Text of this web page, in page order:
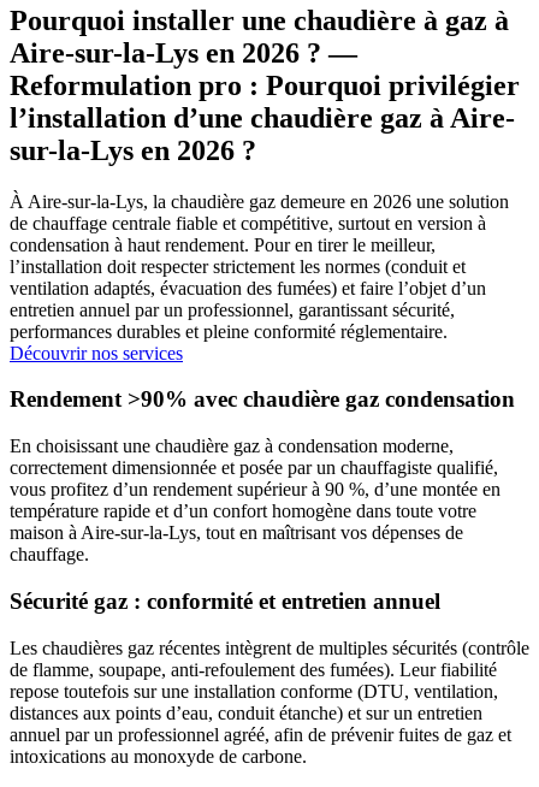
Pourquoi installer une chaudière à gaz à
Aire-sur-la-Lys en 2026 ? —
Reformulation pro : Pourquoi privilégier
l’installation d’une chaudière gaz à Aire-
sur-la-Lys en 2026 ?
À Aire-sur-la-Lys, la chaudière gaz demeure en 2026 une solution
de chauffage centrale fiable et compétitive, surtout en version à
condensation à haut rendement. Pour en tirer le meilleur,
l’installation doit respecter strictement les normes (conduit et
ventilation adaptés, évacuation des fumées) et faire l’objet d’un
entretien annuel par un professionnel, garantissant sécurité,
performances durables et pleine conformité réglementaire.
Découvrir nos services
Rendement >90% avec chaudière gaz condensation
En choisissant une chaudière gaz à condensation moderne,
correctement dimensionnée et posée par un chauffagiste qualifié,
vous profitez d’un rendement supérieur à 90 %, d’une montée en
température rapide et d’un confort homogène dans toute votre
maison à Aire-sur-la-Lys, tout en maîtrisant vos dépenses de
chauffage.
Sécurité gaz : conformité et entretien annuel
Les chaudières gaz récentes intègrent de multiples sécurités (contrôle
de flamme, soupape, anti-refoulement des fumées). Leur fiabilité
repose toutefois sur une installation conforme (DTU, ventilation,
distances aux points d’eau, conduit étanche) et sur un entretien
annuel par un professionnel agréé, afin de prévenir fuites de gaz et
intoxications au monoxyde de carbone.